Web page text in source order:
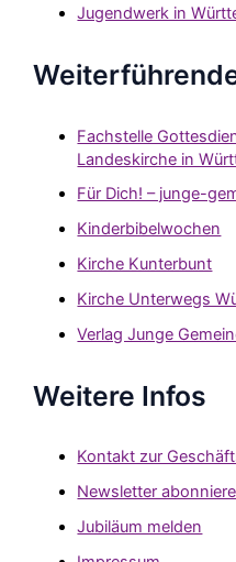
Jugendwerk in
Fachstelle
Landeskirche in
Für Dich! – junge-
Kinderbibelwochen
Kirche Kunterbunt
Kirche Unterwegs
Verlag Junge
Weitere Infos
Kontakt zur
Newsletter
Jubiläum melden